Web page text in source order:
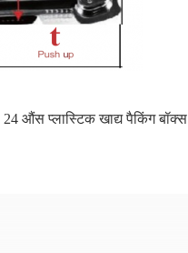
24 औंस प्लास्टिक खाद्य पैकिंग बॉक्स